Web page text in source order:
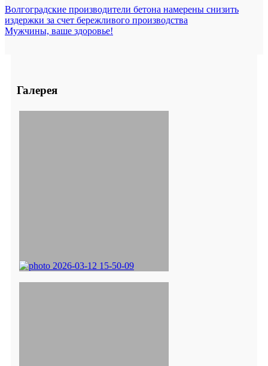
Волгоградские производители бетона намерены снизить
издержки за счет бережливого производства
Мужчины, ваше здоровье!
Галерея